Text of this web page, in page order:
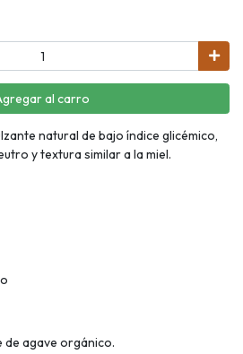
al carro
natural de bajo índice glicémico,
y textura similar a la miel.
de agave orgánico.